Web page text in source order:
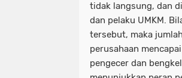
tidak langsung, dan
dan pelaku UMKM.
tersebut, maka
perusahaan
pengecer dan